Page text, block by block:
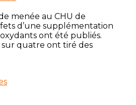
menée au CHU de
d’une supplémentation
ont été publiés.
sur quatre ont tiré des